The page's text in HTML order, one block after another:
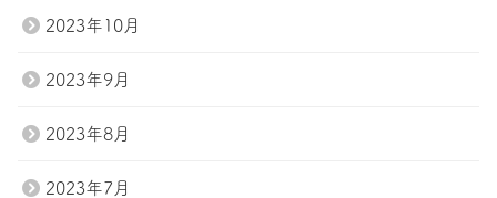
2023年10月
2023年9月
2023年8月
2023年7月